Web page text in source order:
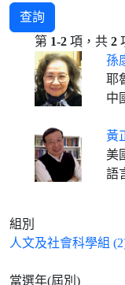
查詢
第 1-2 項，共 2
孫
耶魯
中國
黃
美
語
組別
人文及社會科學組
當選年(屆別)